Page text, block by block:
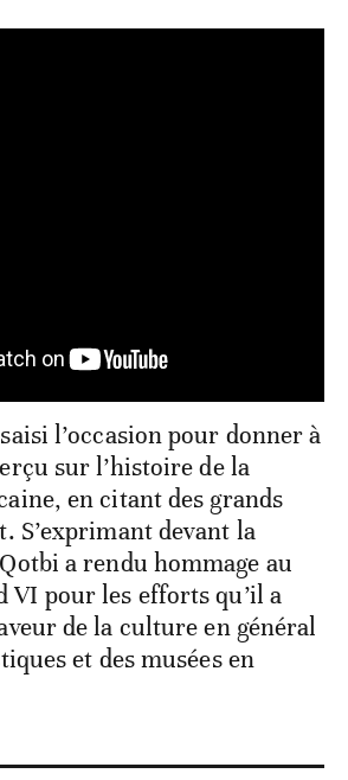
l’occasion pour donner à
sur l’histoire de la
en citant des grands
S’exprimant devant la
a rendu hommage au
VI pour les efforts qu’il a
de la culture en général
et des musées en